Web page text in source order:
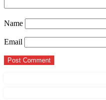
Name
Email